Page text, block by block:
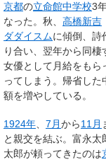
京都の立命館中学校3
なった。秋、 高橋新吉
ダダイスムに傾倒、詩
り合い、翌年から同棲
女優として月給をもら
ってしまう。帰省し
額を増やしている。
1924年 7月から11月
と親交を結ぶ。富永
太郎が頼ってきたのは